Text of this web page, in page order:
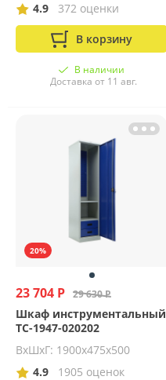
4.9
372 оценки
В корзину
В наличии
Доставка от 11 авг.
20%
23 704 Р 29 630 Р
Шкаф инструментальный
TC-1947-020202
ВхШхГ: 1900х475х500
4.9
1905 оценок